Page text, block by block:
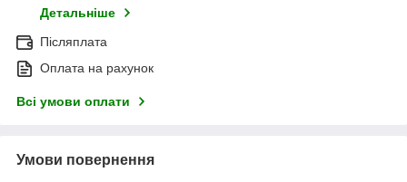
Детальніше
Післяплата
Оплата на рахунок
Всі умови оплати
Умови повернення